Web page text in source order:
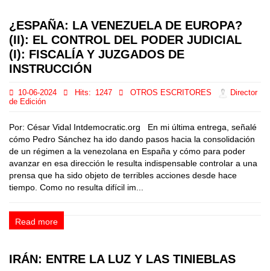
¿ESPAÑA: LA VENEZUELA DE EUROPA?
(II): EL CONTROL DEL PODER JUDICIAL
(I): FISCALÍA Y JUZGADOS DE
INSTRUCCIÓN
10-06-2024 Hits: 1247 OTROS ESCRITORES
Director
de Edición
Por: César Vidal Intdemocratic.org En mi última entrega, señalé
cómo Pedro Sánchez ha ido dando pasos hacia la consolidación
de un régimen a la venezolana en España y cómo para poder
avanzar en esa dirección le resulta indispensable controlar a una
prensa que ha sido objeto de terribles acciones desde hace
tiempo. Como no resulta difícil im...
Read more
IRÁN: ENTRE LA LUZ Y LAS TINIEBLAS